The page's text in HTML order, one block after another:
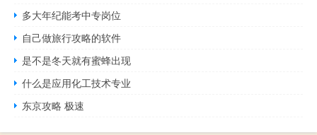
多大年纪能考中专岗位
自己做旅行攻略的软件
是不是冬天就有蜜蜂出现
什么是应用化工技术专业
东京攻略 极速